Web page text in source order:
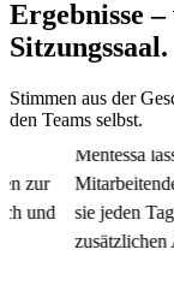
Ergebnisse
Sitzungssaal.
Stimmen aus der
den Teams selbst.
und
Mentessa
sie jeden Tag
zusätzlichen